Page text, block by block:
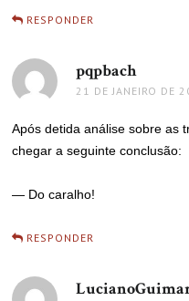
RESPONDER
pqpbachdisse:
21 DE JANEIRO DE
Após detida análise sobre as
chegar a seguinte conclusão:
— Do caralho!
RESPONDER